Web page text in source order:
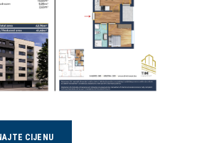
CIJENU